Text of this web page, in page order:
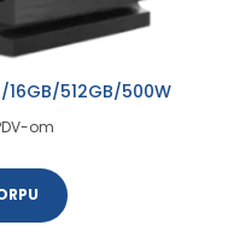
16GB/512GB/500W
om